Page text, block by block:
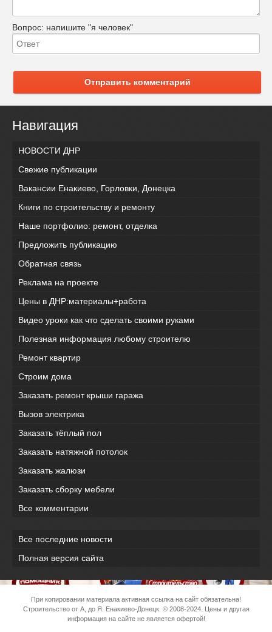
Вопрос: напишите "я человек"
Отправить комментарий
Навигация
НОВОСТИ ДНР
Свежие публикации
Вакансии Енакиево, Горловки, Донецка
Книги по строительству и ремонту
Наше портфолио: ремонт, отделка
Предложить публикацию
Обратная связь
Реклама на проекте
Цены в ДНР:материалы+работа
Видео уроки как что сделать своими руками
Полезная информация любому строителю
Ремонт квартир
Строим дома
Заказать ремонт крыши гаража
Вызов электрика
Заказать тёплый пол
Заказать натяжной потолок
Заказать жалюзи
Заказать сборку мебели
Все комментарии
Все последние новости
Полная версия сайта
При копировании материала активная ссылка на сайт обязательна!
Строительство от А, до Я. Енакиево-Донецк. © 2008-2024. Цены и другая
информация на сайте не является офертой!